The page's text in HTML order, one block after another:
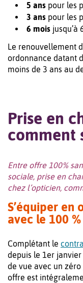
5 ans pour les
3 ans pour les
6 mois jusqu’à
Le renouvellement
ordonnance datant
moins de 3 ans au
Prise en
comment
Entre offre 100%
sociale, prise en
chez l’opticien,
S’équiper en
avec le 100
Complétant le
depuis le 1er
de vue avec un zéro
offre est